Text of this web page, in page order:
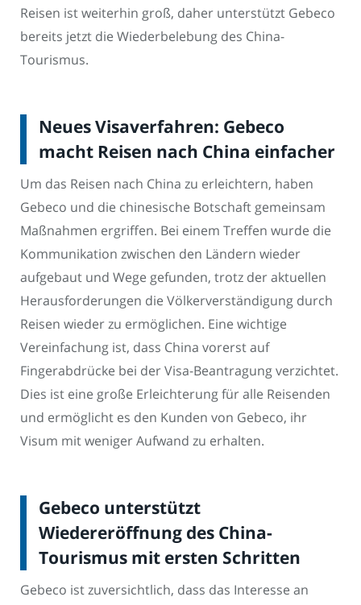
Reisen ist weiterhin groß, daher unterstützt Gebeco
bereits jetzt die Wiederbelebung des China-
Tourismus.
Neues Visaverfahren: Gebeco
macht Reisen nach China einfacher
Um das Reisen nach China zu erleichtern, haben
Gebeco und die chinesische Botschaft gemeinsam
Maßnahmen ergriffen. Bei einem Treffen wurde die
Kommunikation zwischen den Ländern wieder
aufgebaut und Wege gefunden, trotz der aktuellen
Herausforderungen die Völkerverständigung durch
Reisen wieder zu ermöglichen. Eine wichtige
Vereinfachung ist, dass China vorerst auf
Fingerabdrücke bei der Visa-Beantragung verzichtet.
Dies ist eine große Erleichterung für alle Reisenden
und ermöglicht es den Kunden von Gebeco, ihr
Visum mit weniger Aufwand zu erhalten.
Gebeco unterstützt
Wiedereröffnung des China-
Tourismus mit ersten Schritten
Gebeco ist zuversichtlich, dass das Interesse an